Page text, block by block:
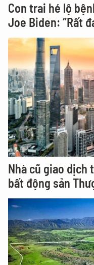
Con trai hé lộ
Joe Biden: “Rất
Nhà cũ giao dịch
bất động sản